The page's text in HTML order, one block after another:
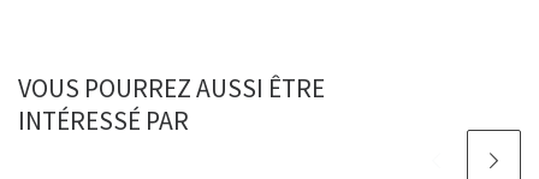
VOUS POURREZ AUSSI ÊTRE
INTÉRESSÉ PAR